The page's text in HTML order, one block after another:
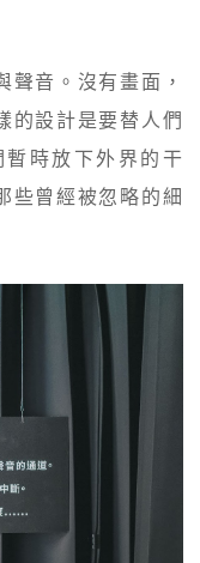
聲音。沒有畫面，
的設計是要替人們
時放下外界的干
些曾經被忽略的細